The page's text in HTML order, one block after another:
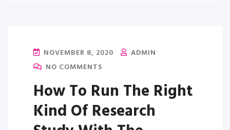
NOVEMBER 8, 2020
ADMIN
NO COMMENTS
How To Run The Right
Kind Of Research